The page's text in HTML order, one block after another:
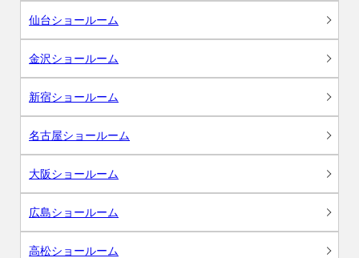
仙台ショールーム
金沢ショールーム
新宿ショールーム
名古屋ショールーム
大阪ショールーム
広島ショールーム
高松ショールーム